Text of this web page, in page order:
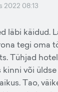
2022 08:13
läbi käidud.
tegi oma
Tühjad
või
Tao,